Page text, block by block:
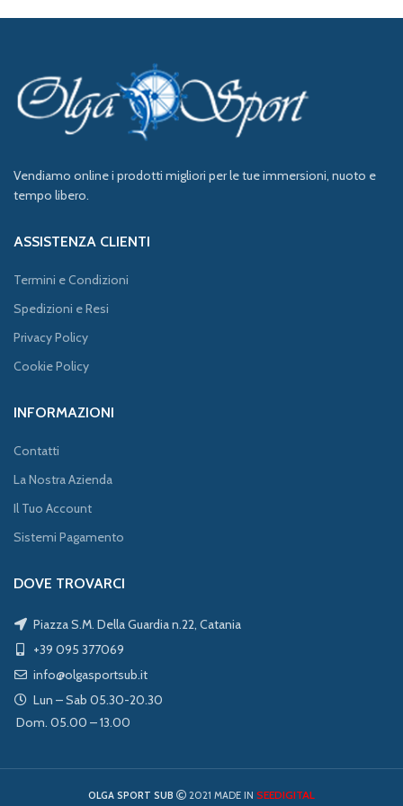
Vendiamo online i prodotti migliori per le tue immersioni, nuoto e
tempo libero.
ASSISTENZA CLIENTI
Termini e Condizioni
Spedizioni e Resi
Privacy Policy
Cookie Policy
INFORMAZIONI
Contatti
La Nostra Azienda
Il Tuo Account
Sistemi Pagamento
DOVE TROVARCI
Piazza S.M. Della Guardia n.22, Catania
+39 095 377069
info@olgasportsub.it
Lun – Sab 05.30-20.30
Dom. 05.00 – 13.00
OLGA SPORT SUB 2021 MADE IN SEEDIGITAL